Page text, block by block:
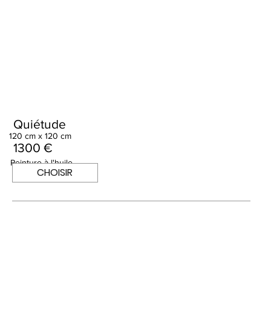
Quiétude
Peinture à l'huile
1300 €
120 cm x 120 cm
CHOISIR